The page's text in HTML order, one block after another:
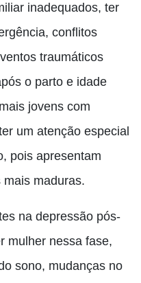
inadequados, ter
conflitos
traumáticos
o parto e idade
jovens com
um atenção especial
pois apresentam
maduras.
na depressão pós-
mulher nessa fase,
sono, mudanças no